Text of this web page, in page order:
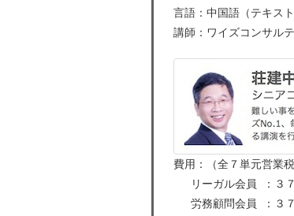
言語：中国語（テキスト
講師：ワイズコンサ
費用：（全７単元営業
リーガル会員 ：３
労務顧問会員 ：３